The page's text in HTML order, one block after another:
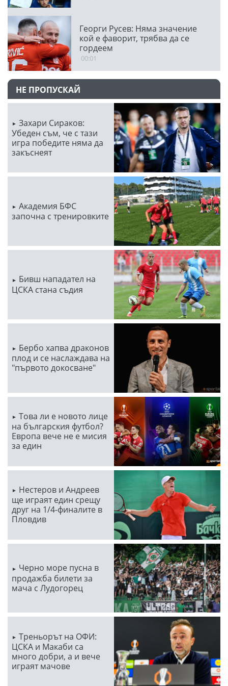
Георги Русев: Няма значение
кой е фаворит, трябва да се
гордеем
00:01
НЕ ПРОПУСКАЙ
Захари Сираков:
Убеден съм, че с тази
игра победите няма да
закъснеят
Академия БФС
започна с тренировките
Бивш нападател на
ЦСКА стана съдия
Бербо хапва драконов
плод и се наслаждава на
"първото докосване"
Това ли е новото лице
на българския футбол?
Европа вече не е мисия
за един
Нестеров и Андреев
ще играят един срещу
друг на 1/4-финалите в
Пловдив
Черно море пусна в
продажба билети за
мача с Лудогорец
Треньорът на ОФИ:
ЦСКА и Макаби са
много добри, а и вече
играят мачове